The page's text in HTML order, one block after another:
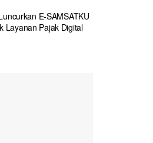
E-SAMSATKU
Layanan Pajak Digital